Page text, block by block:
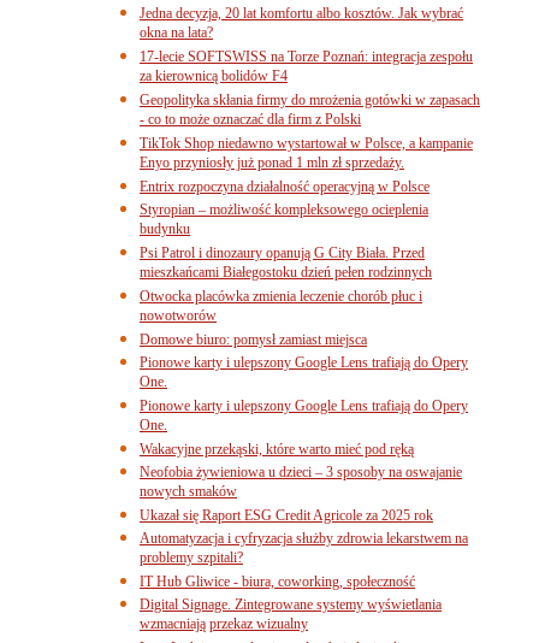
Jedna decyzja, 20 lat komfortu albo kosztów. Jak wybrać
okna na lata?
17-lecie SOFTSWISS na Torze Poznań: integracja zespołu
za kierownicą bolidów F4
Geopolityka skłania firmy do mrożenia gotówki w zapasach
- co to może oznaczać dla firm z Polski
TikTok Shop niedawno wystartował w Polsce, a kampanie
Enyo przyniosły już ponad 1 mln zł sprzedaży.
Entrix rozpoczyna działalność operacyjną w Polsce
Styropian – możliwość kompleksowego ocieplenia
budynku
Psi Patrol i dinozaury opanują G City Biała. Przed
mieszkańcami Białegostoku dzień pełen rodzinnych
Otwocka placówka zmienia leczenie chorób płuc i
nowotworów
Domowe biuro: pomysł zamiast miejsca
Pionowe karty i ulepszony Google Lens trafiają do Opery
One.
Pionowe karty i ulepszony Google Lens trafiają do Opery
One.
Wakacyjne przekąski, które warto mieć pod ręką
Neofobia żywieniowa u dzieci – 3 sposoby na oswajanie
nowych smaków
Ukazał się Raport ESG Credit Agricole za 2025 rok
Automatyzacja i cyfryzacja służby zdrowia lekarstwem na
problemy szpitali?
IT Hub Gliwice - biura, coworking, społeczność
Digital Signage. Zintegrowane systemy wyświetlania
wzmacniają przekaz wizualny